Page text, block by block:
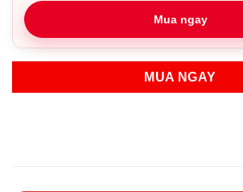
Mua ngay
MUA NGAY